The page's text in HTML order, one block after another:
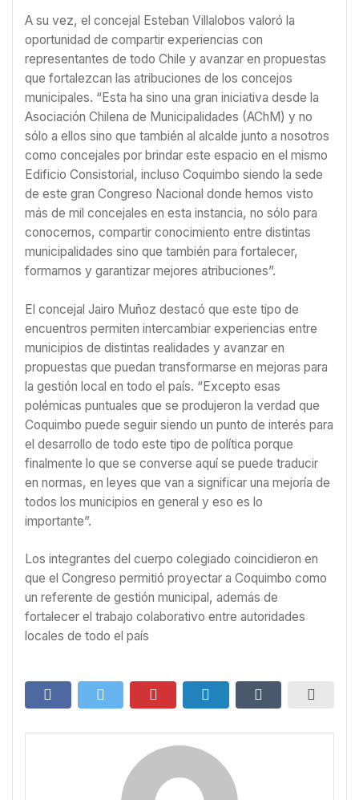
A su vez, el concejal Esteban Villalobos valoró la
oportunidad de compartir experiencias con
representantes de todo Chile y avanzar en propuestas
que fortalezcan las atribuciones de los concejos
municipales. “Esta ha sino una gran iniciativa desde la
Asociación Chilena de Municipalidades (AChM) y no
sólo a ellos sino que también al alcalde junto a nosotros
como concejales por brindar este espacio en el mismo
Edificio Consistorial, incluso Coquimbo siendo la sede
de este gran Congreso Nacional donde hemos visto
más de mil concejales en esta instancia, no sólo para
conocernos, compartir conocimiento entre distintas
municipalidades sino que también para fortalecer,
formarnos y garantizar mejores atribuciones”.
El concejal Jairo Muñoz destacó que este tipo de
encuentros permiten intercambiar experiencias entre
municipios de distintas realidades y avanzar en
propuestas que puedan transformarse en mejoras para
la gestión local en todo el país. “Excepto esas
polémicas puntuales que se produjeron la verdad que
Coquimbo puede seguir siendo un punto de interés para
el desarrollo de todo este tipo de política porque
finalmente lo que se converse aquí se puede traducir
en normas, en leyes que van a significar una mejoría de
todos los municipios en general y eso es lo
importante”.
Los integrantes del cuerpo colegiado coincidieron en
que el Congreso permitió proyectar a Coquimbo como
un referente de gestión municipal, además de
fortalecer el trabajo colaborativo entre autoridades
locales de todo el país